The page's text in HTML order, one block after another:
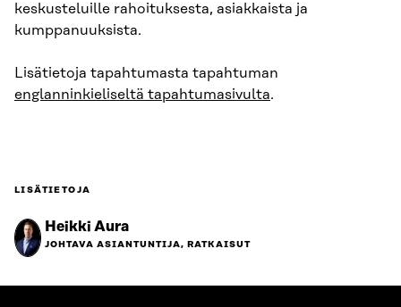
keskusteluille rahoituksesta, asiakkaista ja
kumppanuuksista.
Lisätietoja tapahtumasta tapahtuman
englanninkieliseltä tapahtumasivulta.
LISÄTIETOJA
Heikki Aura
JOHTAVA ASIANTUNTIJA, RATKAISUT